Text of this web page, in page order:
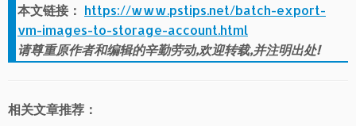
本文链接： https://www.pstips.net/batch-export-
vm-images-to-storage-account.html
请尊重原作者和编辑的辛勤劳动,欢迎转载,并注明出处!
相关文章推荐：